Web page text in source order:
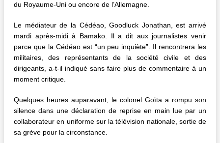
du Royaume-Uni ou encore de l’Allemagne.
Le médiateur de la Cédéao, Goodluck Jonathan, est arrivé
mardi après-midi à Bamako. Il a dit aux journalistes venir
parce que la Cédéao est “un peu inquiète”. Il rencontrera les
militaires, des représentants de la société civile et des
dirigeants, a-t-il indiqué sans faire plus de commentaire à un
moment critique.
Quelques heures auparavant, le colonel Goïta a rompu son
silence dans une déclaration de reprise en main lue par un
collaborateur en uniforme sur la télévision nationale, sortie de
sa grève pour la circonstance.